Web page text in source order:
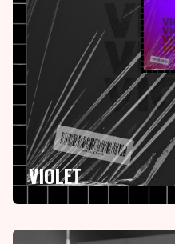
VIOLET